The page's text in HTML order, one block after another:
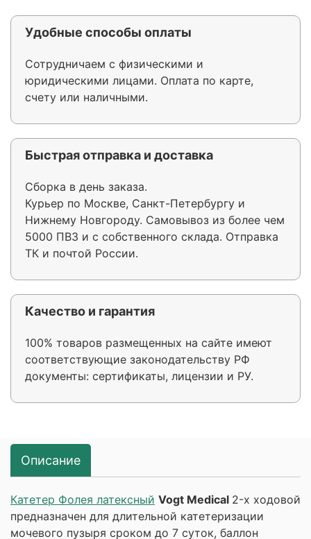
Удобные способы оплаты
Сотрудничаем с физическими и
юридическими лицами. Оплата по карте,
счету или наличными.
Быстрая отправка и доставка
Сборка в день заказа.
Курьер по Москве, Санкт-Петербургу и
Нижнему Новгороду. Самовывоз из более чем
5000 ПВЗ и с собственного склада. Отправка
ТК и почтой России.
Качество и гарантия
100% товаров размещенных на сайте имеют
соответствующие законодательству РФ
документы: сертификаты, лицензии и РУ.
Описание
Катетер Фолея латексный Vogt Medical 2-х ходовой
предназначен для длительной катетеризации
мочевого пузыря сроком до 7 суток, баллон